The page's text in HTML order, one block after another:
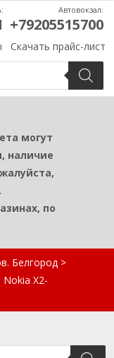
Скачать прайс-лист
Автовокзал:
+79205515700
могут
наличие
по
Белгород >
X2-